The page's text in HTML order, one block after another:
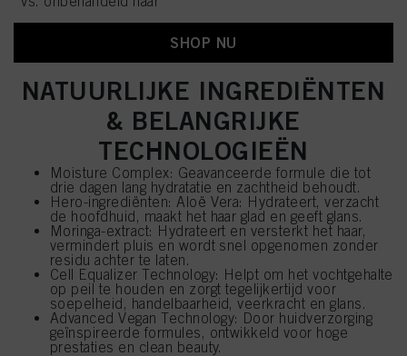
SHOP NU
NATUURLIJKE INGREDIËNTEN
& BELANGRIJKE
TECHNOLOGIEËN
Moisture Complex: Geavanceerde formule die tot
drie dagen lang hydratatie en zachtheid behoudt.
Hero-ingrediënten: Aloë Vera: Hydrateert, verzacht
de hoofdhuid, maakt het haar glad en geeft glans.
Moringa-extract: Hydrateert en versterkt het haar,
vermindert pluis en wordt snel opgenomen zonder
residu achter te laten.
Cell Equalizer Technology: Helpt om het vochtgehalte
op peil te houden en zorgt tegelijkertijd voor
soepelheid, handelbaarheid, veerkracht en glans.
Advanced Vegan Technology: Door huidverzorging
geïnspireerde formules, ontwikkeld voor hoge
prestaties en clean beauty.